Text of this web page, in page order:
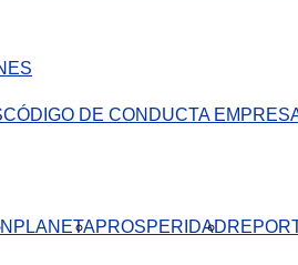
CÓDIGO DE CONDUCTA
PLANETAPROSPERIDAD